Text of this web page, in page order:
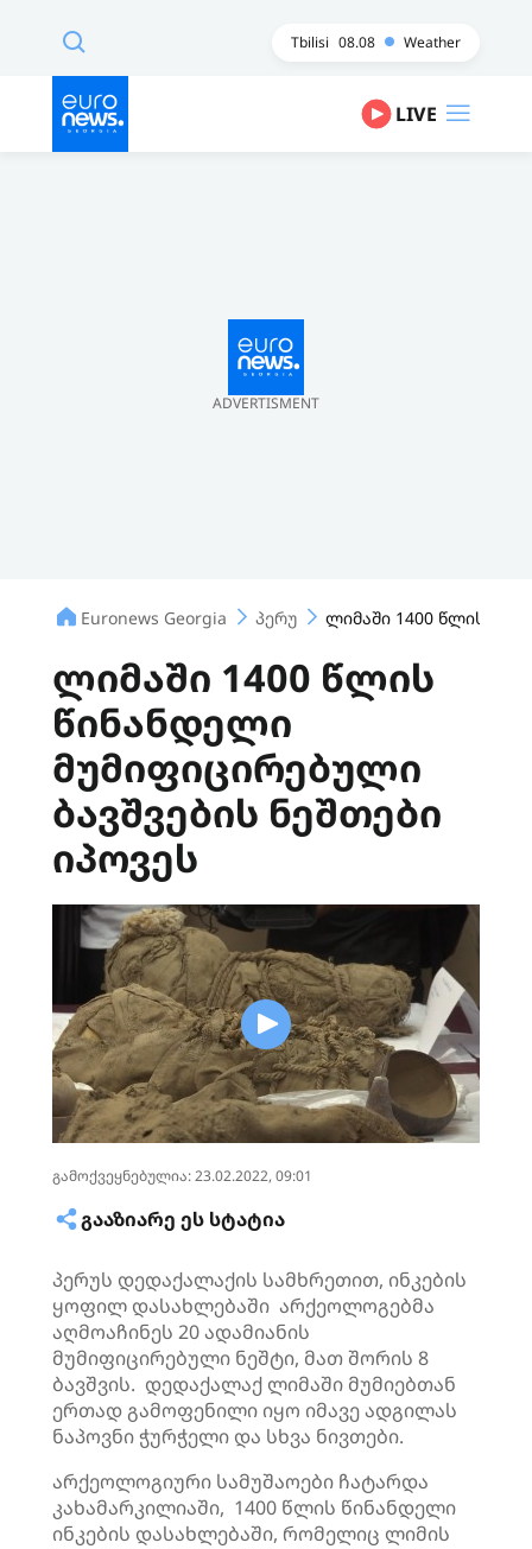
Tbilisi 08.08 Weather
LIVE
ADVERTISMENT
Euronews Georgia პერუ ლიმაში 1400 წლის
ლიმაში 1400 წლის
წინანდელი
მუმიფიცირებული
ბავშვების ნეშთები
იპოვეს
გამოქვეყნებულია: 23.02.2022, 09:01
ᲒᲐᲐᲖᲘᲐᲠᲔ ᲔᲡ ᲡᲢᲐᲢᲘᲐ
პერუს დედაქალაქის სამხრეთით, ინკების
ყოფილ დასახლებაში არქეოლოგებმა
აღმოაჩინეს 20 ადამიანის
მუმიფიცირებული ნეშტი, მათ შორის 8
ბავშვის. დედაქალაქ ლიმაში მუმიებთან
ერთად გამოფენილი იყო იმავე ადგილას
ნაპოვნი ჭურჭელი და სხვა ნივთები.
არქეოლოგიური სამუშაოები ჩატარდა
კახამარკილიაში, 1400 წლის წინანდელი
ინკების დასახლებაში, რომელიც ლიმის